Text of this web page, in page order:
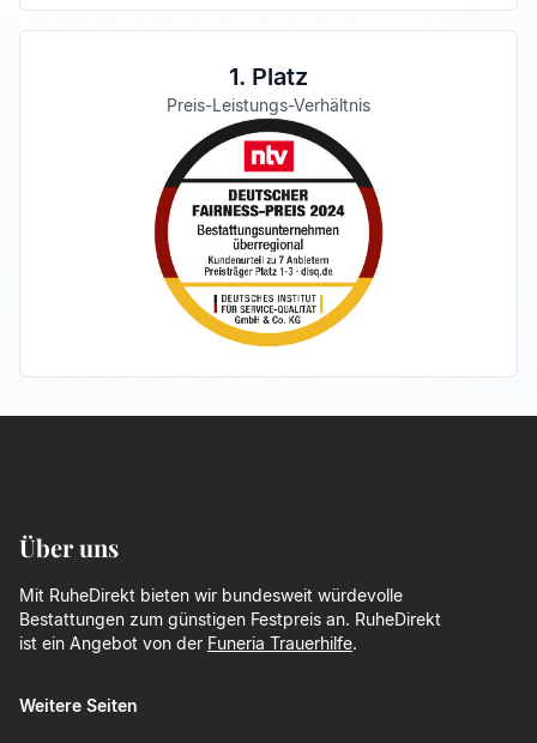
1. Platz
Preis-Leistungs-Verhältnis
Über uns
Mit RuheDirekt bieten wir bundesweit würdevolle
Bestattungen zum günstigen Festpreis an. RuheDirekt
ist ein Angebot von der Funeria Trauerhilfe.
Weitere Seiten